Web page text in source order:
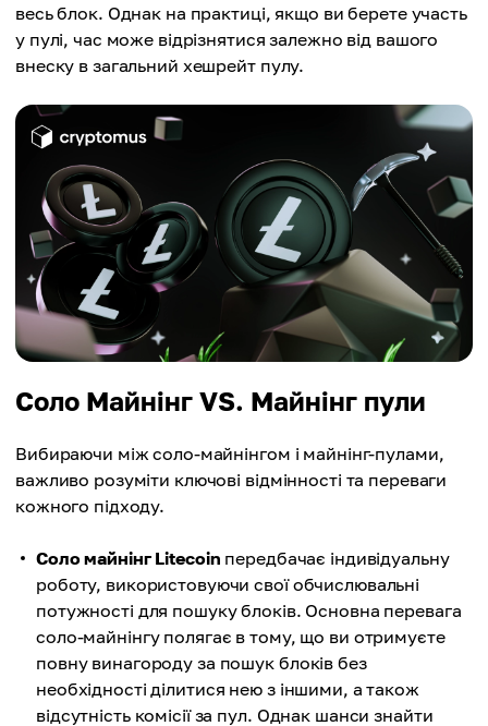
весь блок. Однак на практиці, якщо ви берете участь
у пулі, час може відрізнятися залежно від вашого
внеску в загальний хешрейт пулу.
Соло Майнінг VS. Майнінг пули
Вибираючи між соло-майнінгом і майнінг-пулами,
важливо розуміти ключові відмінності та переваги
кожного підходу.
Соло майнінг Litecoin передбачає індивідуальну
роботу, використовуючи свої обчислювальні
потужності для пошуку блоків. Основна перевага
соло-майнінгу полягає в тому, що ви отримуєте
повну винагороду за пошук блоків без
необхідності ділитися нею з іншими, а також
відсутність комісії за пул. Однак шанси знайти